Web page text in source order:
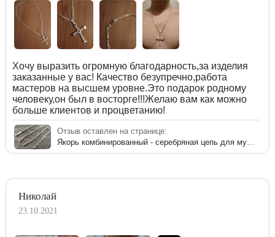
Хочу выразить огромную благодарность,за изделия
заказанные у вас! Качество безупречно,работа
мастеров на высшем уровне.Это подарок родному
человеку,он был в восторге!!!Желаю вам как можно
больше клиентов и процветанию!
Отзыв оставлен на странице:
Николай
23.10.2021